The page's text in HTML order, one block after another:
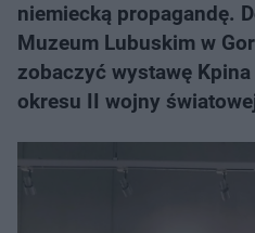
niemiecką propagandę.
Muzeum Lubuskim w
zobaczyć wystawę
okresu II wojny